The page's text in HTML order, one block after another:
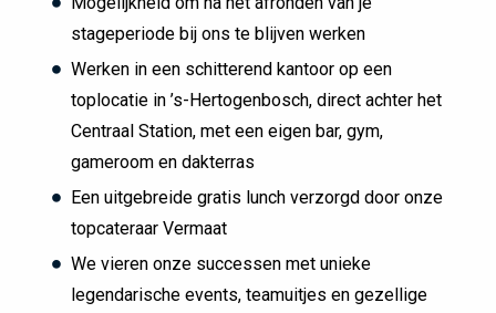
stageperiode bij ons te blijven werken
Werken in een schitterend kantoor op een
toplocatie in ’s-Hertogenbosch, direct achter het
Centraal Station, met een eigen bar, gym,
gameroom en dakterras
Een uitgebreide gratis lunch verzorgd door onze
topcateraar Vermaat
We vieren onze successen met unieke
legendarische events, teamuitjes en gezellige